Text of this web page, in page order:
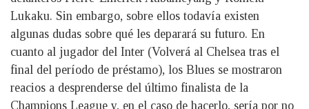
Lukaku. Sin embargo, sobre ellos todavía existen
algunas dudas sobre qué les deparará su futuro. En
cuanto al jugador del Inter (Volverá al Chelsea tras el
final del período de préstamo), los Blues se mostraron
reacios a desprenderse del último finalista de la
Champions League y, en el caso de hacerlo, sería por no